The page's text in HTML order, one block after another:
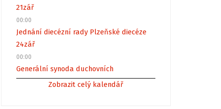
21zář
00:00
Jednání diecézní rady Plzeňské diecéze
24zář
00:00
Generální synoda duchovních
Zobrazit celý kalendář